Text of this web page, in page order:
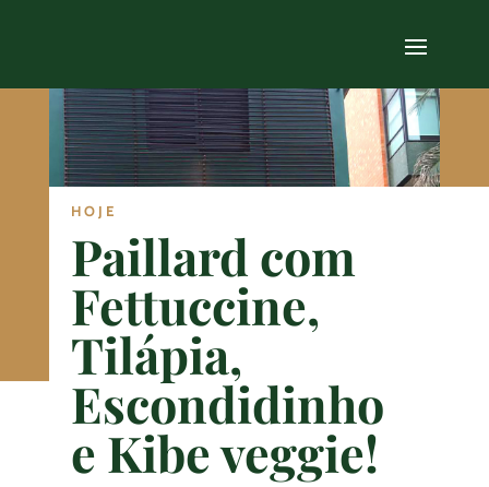
HOJE
Paillard com
Fettuccine,
Tilápia,
Escondidinho
e Kibe veggie!